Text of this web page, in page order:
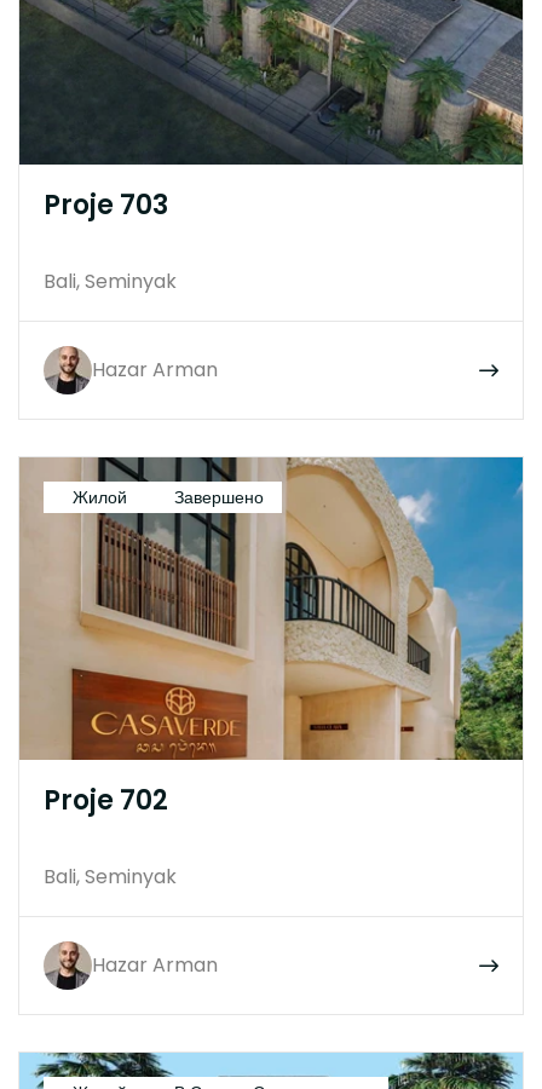
Proje 703
Bali, Seminyak
Hazar Arman
Жилой Завершено
Proje 702
Bali, Seminyak
Hazar Arman